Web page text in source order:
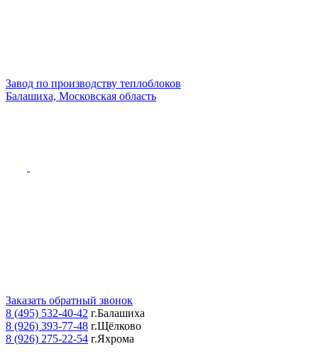
Завод по производству теплоблоков
Балашиха, Московская область
Заказать обратный звонок
8 (495) 532-40-42 г.Балашиха
8 (926) 393-77-48 г.Щёлково
8 (926) 275-22-54 г.Яхрома